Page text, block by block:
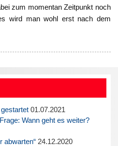
zum momentan Zeitpunkt noch
wird man wohl erst nach dem
01.07.2021
Wann geht es weiter?
abwarten“ 24.12.2020